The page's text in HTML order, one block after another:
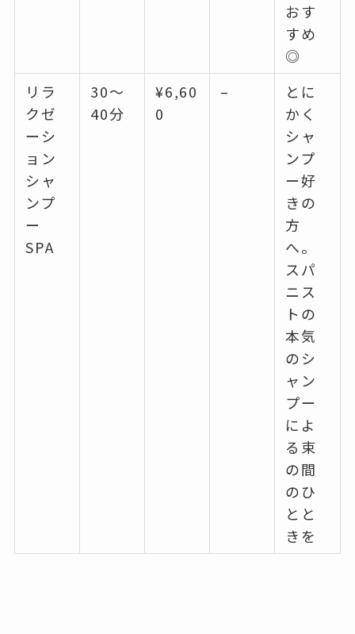
おす
すめ
◎
リラ
クゼ
ーシ
ョン
シャ
ンプ
ー
SPA
30〜
40分
¥6,60
0
–
とに
かく
シャ
ンプ
ー好
きの
方
へ。
スパ
ニス
トの
本気
のシ
ャン
プー
によ
る束
の間
のひ
とと
きを